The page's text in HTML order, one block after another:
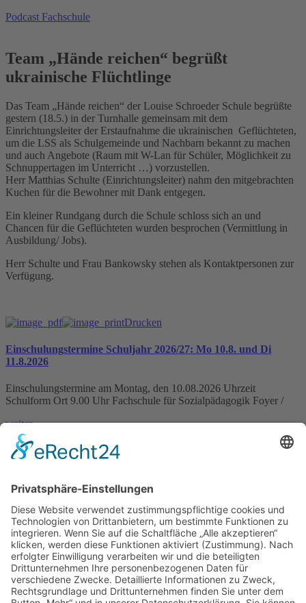
Podcast Fachschule
Team „Hände reichen“ begrüßt
ukrainische Flüchtlinge
Das Team „Hände reichen“ der Louise Schroeder Schule begrüßte
gestern (18.5.) in der Turnhalle gemeinsam mit dem
Einrichtungsleiter der Erstaufnahme die ukrainischen Geflüchteten,
um die LSS als Schulgemeinde und Nachbarn bekannt zu machen
und auch Angebote (Raum mit W-Lan für Schüler, Möglichkeit zu
Schnuppertagen im Unterricht …) vorzustellen.
Herr Matthias Schulte (Einrichtungsleiter) nahm den mitgebrachten
Kuchen für die Bewohner mit Dank entgegen.
Ein kleiner Rundgang durch die Schule schloss sich an und
Chancen für die Geflüchteten wurden besprochen (Vermittlung in
Ausbildung/ Jobs).
Herr Schulte und Frau Bankowsky stehen als Kontaktpersonen zur
Verfügung.
Drucken
Einschulungstermine Schuljahr 2026/27: Mo 10.8. und Di
11.8.2026
Einschulungstermine am Montag, den 10.08.2026 Uhrzeit
Schulform Ort 9.00 Uhr Fachschule für Sozialpädagogik Foyer /
weiter »
IHK-News: Florist-Azubis zeigen blühende Kreativität bei
Wiesbaden, 19. Juni 2026 – Acht Florist-Azubis haben in der
weiter »
Schutzkonzept gegen sexualisierte Gewalt veröffentlicht
weiter »